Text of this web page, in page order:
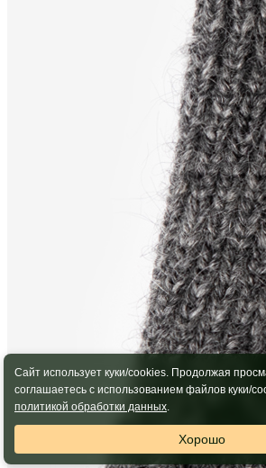
Сайт использует куки/cookies. Продолжая
соглашаетесь с использованием файлов куки/
политикой обработки данных.
Хорошо